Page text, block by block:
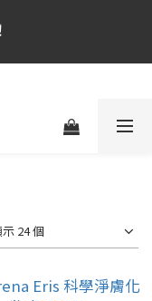
冊180天内有效，
24 個